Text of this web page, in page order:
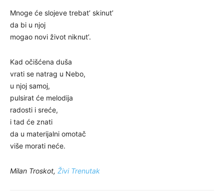
Mnoge će slojeve trebat’ skinut’
da bi u njoj
mogao novi život niknut’.
Kad očišćena duša
vrati se natrag u Nebo,
u njoj samoj,
pulsirat će melodija
radosti i sreće,
i tad će znati
da u materijalni omotač
više morati neće.
Milan Troskot, Živi Trenutak